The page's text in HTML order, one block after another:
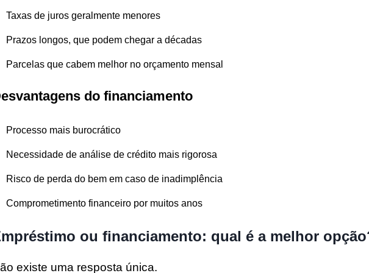
Taxas de juros geralmente menores
Prazos longos, que podem chegar a décadas
Parcelas que cabem melhor no orçamento mensal
do financiamento
Processo mais burocrático
Necessidade de análise de crédito mais rigorosa
Risco de perda do bem em caso de inadimplência
Comprometimento financeiro por muitos anos
ou financiamento: qual é a melhor
existe uma resposta única.